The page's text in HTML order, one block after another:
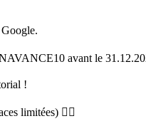
avant le
!
limitées) 👉🏻